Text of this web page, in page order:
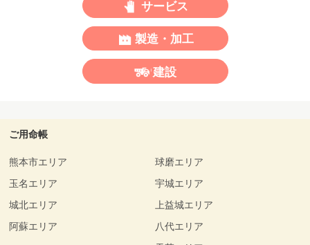
サービス
製造・加工
建設
ご用命帳
熊本市エリア
玉名エリア
城北エリア
阿蘇エリア
球磨エリア
宇城エリア
上益城エリア
八代エリア